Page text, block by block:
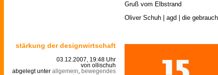
Gruß vom Elbstrand
Oliver Schuh | agd | die
stärkung der designwirtschaft
03.12.2007, 19:48 Uhr
von ollischuh
abgelegt unter allgemein
bewegendes